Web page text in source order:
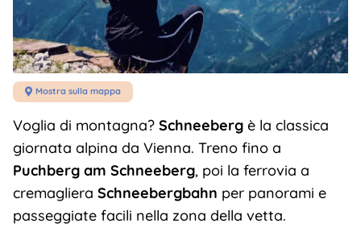
 Mostra sulla mappa
Voglia di montagna? Schneebergè la classica
giornata alpina da Vienna. Treno fino a
Puchberg am Schneeberg, poi la ferrovia a
cremagliera Schneebergbahn per panorami e
passeggiate facili nella zona della vetta.